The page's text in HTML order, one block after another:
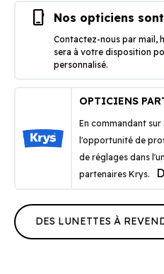
phone_iphone Nos opticiens
Contactez-nous par mail,
sera à votre disposition
personnalisé.
OPTICIENS
En commandant
l'opportunité de
de réglages dans
partenaires Krys.
DES LUNETTES À